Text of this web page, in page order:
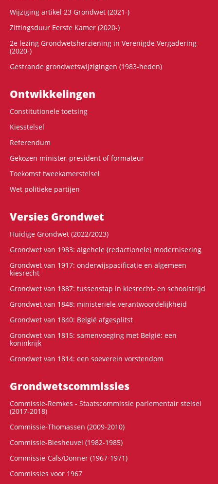
Wijziging artikel 23 Grondwet (2021-)
Zittingsduur Eerste Kamer (2020-)
2e lezing Grondwetsherziening in Verenigde Vergadering
(2020-)
Gestrande grondwetswijzigingen (1983-heden)
Ontwikke­lingen
Constitutionele toetsing
Kiesstelsel
Referendum
Gekozen minister-president of formateur
Toekomst tweekamerstelsel
Wet politieke partijen
Versies Grondwet
Huidige Grondwet (2022/2023)
Grondwet van 1983: algehele (redactionele) modernisering
Grondwet van 1917: onderwijspacificatie en algemeen
kiesrecht
Grondwet van 1887: tussenstap in kiesrecht- en schoolstrijd
Grondwet van 1848: ministeriële verantwoordelijkheid
Grondwet van 1840: België afgesplitst
Grondwet van 1815: samenvoeging met België: een
koninkrijk
Grondwet van 1814: een soeverein vorstendom
Grondwets­commissies
Commissie-Remkes - Staatscommissie parlementair stelsel
(2017-2018)
Commissie-Thomassen (2009-2010)
Commissie-Biesheuvel (1982-1985)
Commissie-Cals/Donner (1967-1971)
Commissies voor 1967